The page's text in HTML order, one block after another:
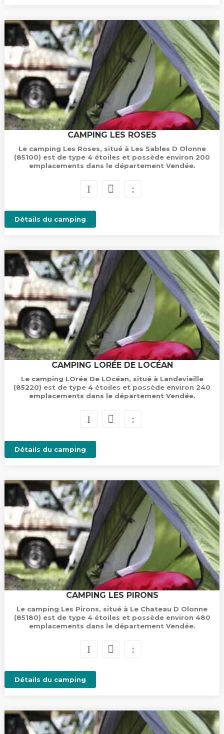
CAMPING LES ROSES
Le camping Les Roses, situé à Les Sables D Olonne
(85100) est de type 4 étoiles et possède environ 200
emplacements dans le département Vendée.
Détails du camping
CAMPING LORÉE DE LOCÉAN
Le camping LOrée De LOcéan, situé à Landevieille
(85220) est de type 4 étoiles et possède environ 240
emplacements dans le département Vendée.
Détails du camping
CAMPING LES PIRONS
Le camping Les Pirons, situé à Le Chateau D Olonne
(85180) est de type 4 étoiles et possède environ 480
emplacements dans le département Vendée.
Détails du camping